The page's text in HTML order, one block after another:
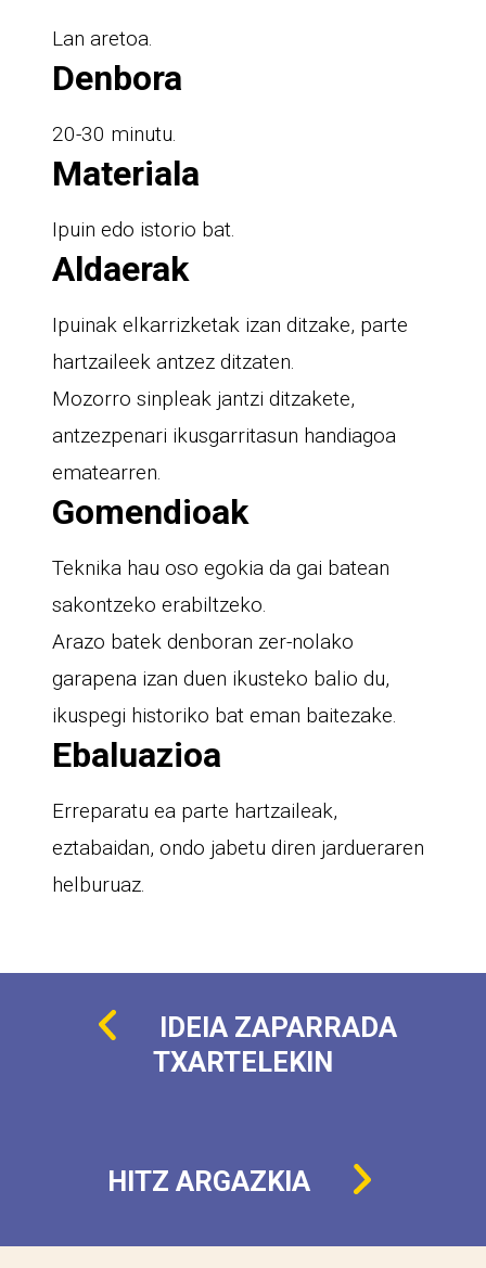
Lan aretoa.
Denbora
20-30 minutu.
Materiala
Ipuin edo istorio bat.
Aldaerak
Ipuinak elkarrizketak izan ditzake, parte
hartzaileek antzez ditzaten.
Mozorro sinpleak jantzi ditzakete,
antzezpenari ikusgarritasun handiagoa
ematearren.
Gomendioak
Teknika hau oso egokia da gai batean
sakontzeko erabiltzeko.
Arazo batek denboran zer-nolako
garapena izan duen ikusteko balio du,
ikuspegi historiko bat eman baitezake.
Ebaluazioa
Erreparatu ea parte hartzaileak,
eztabaidan, ondo jabetu diren jardueraren
helburuaz.
IDEIA ZAPARRADA
TXARTELEKIN
HITZ ARGAZKIA